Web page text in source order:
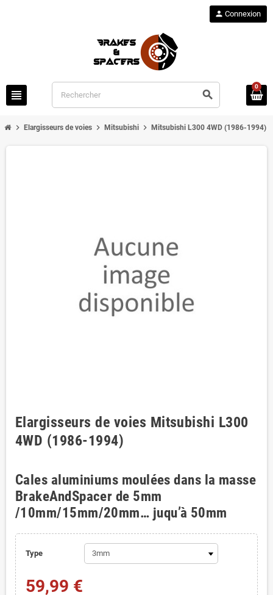
view_headline search
person Connexion
0
chevron_right Elargisseurs de voies chevron_right Mitsubishi chevron_right Mitsubishi L300 4WD (1986-1994)
Elargisseurs de voies Mitsubishi L300
4WD (1986-1994)
Cales aluminiums moulées dans la masse
BrakeAndSpacer de 5mm
/10mm/15mm/20mm… juqu’à 50mm
Type
59,99 €